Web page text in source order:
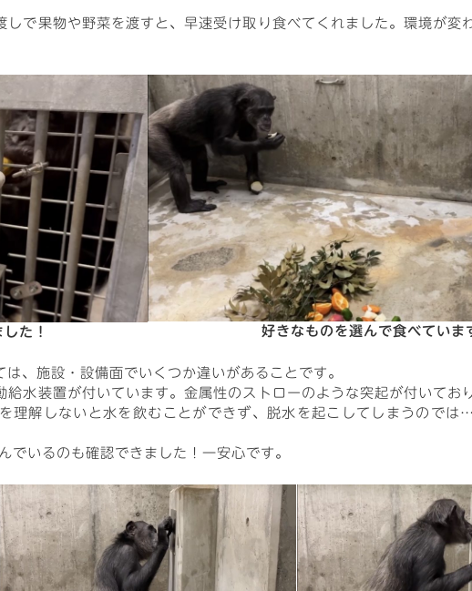
で果物や野菜を渡すと、早速受け取り食べてくれました。環境が変
た！ 好きなものを選んで食べていま
、施設・設備面でいくつか違いがあることです。
水装置が付いています。金属性のストローのような突起が付いてお
理解しないと水を飲むことができず、脱水を起こしてしまうのでは
いるのも確認できました！一安心です。